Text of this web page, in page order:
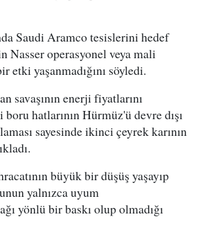
Saudi Aramco tesislerini hedef
Nasser operasyonel veya mali
etki yaşanmadığını söyledi.
savaşının enerji fiyatlarını
hatlarının Hürmüz'ü devre dışı
sayesinde ikinci çeyrek karının
büyük bir düşüş yaşayıp
yalnızca uyum
yönlü bir baskı olup olmadığı